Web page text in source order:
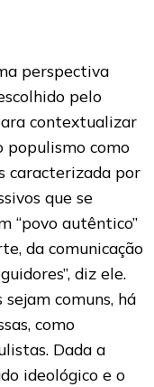
perspectiva
pelo
contextualizar
populismo como
caracterizada por
que se
“povo autêntico”
da comunicação
diz ele.
comuns, há
como
Dada a
ideológico e o